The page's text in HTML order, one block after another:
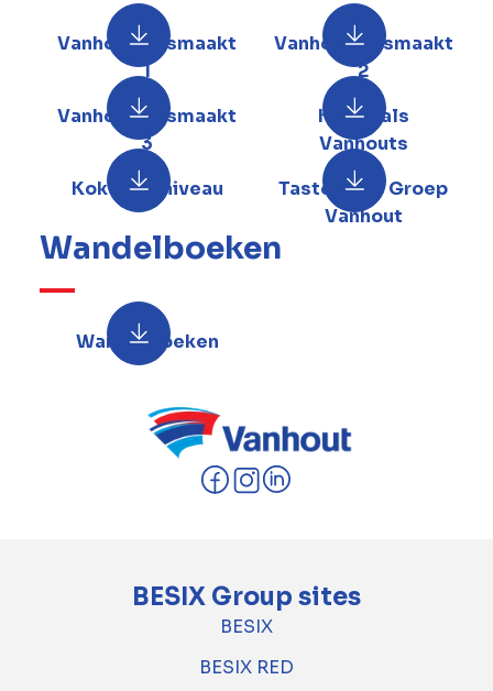
Vanhout Gesmaakt
1
Vanhout Gesmaakt
2
Vanhout Gesmaakt
3
Koken als
Vanhouts
Koken op niveau
Tastes Like Groep
Vanhout
Wandelboeken
Wandelboeken
BESIX Group sites
BESIX
BESIX RED